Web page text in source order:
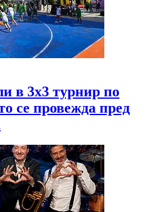
в 3х3 турнир по
се провежда пред